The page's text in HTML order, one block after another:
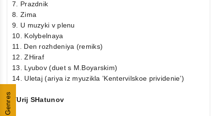
Genres
7. Prazdnik
8. Zima
9. U muzyki v plenu
10. Kolybelnaya
11. Den rozhdeniya (remiks)
12. ZHiraf
13. Lyubov (duet s M.Boyarskim)
14. Uletaj (ariya iz myuzikla ’Kentervilskoe prividenie’)
YUrij SHatunov